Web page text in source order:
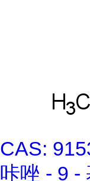
CAS:
咔唑 - 9 -